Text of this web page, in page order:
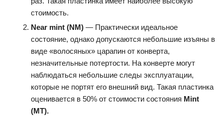
стоимость.
Near mint (NM) — Практически идеальное
состояние, однако допускаются небольшие изъяны в
виде «волосяных» царапин от конверта,
незначительные потертости. На конверте могут
наблюдаться небольшие следы эксплуатации,
которые не портят его внешний вид. Такая пластинка
оценивается в 50% от стоимости состояния Mint
(MT).